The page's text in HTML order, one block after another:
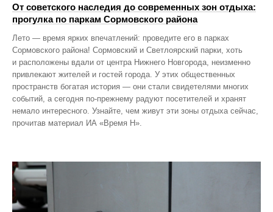
От советского наследия до современных зон отдыха:
прогулка по паркам Сормовского района
Лето — время ярких впечатлений: проведите его в парках
Сормовского района! Сормовский и Светлоярский парки, хоть
и расположены вдали от центра Нижнего Новгорода, неизменно
привлекают жителей и гостей города. У этих общественных
пространств богатая история — они стали свидетелями многих
событий, а сегодня по‑прежнему радуют посетителей и хранят
немало интересного. Узнайте, чем живут эти зоны отдыха сейчас,
прочитав материал ИА «Время Н».